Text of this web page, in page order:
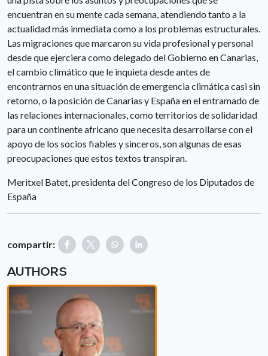
encuentran en su mente cada semana, atendiendo tanto a la
actualidad más inmediata como a los problemas estructurales.
Las migraciones que marcaron su vida profesional y personal
desde que ejerciera como delegado del Gobierno en Canarias,
el cambio climático que le inquieta desde antes de
encontrarnos en una situación de emergencia climática casi sin
retorno, o la posición de Canarias y España en el entramado de
las relaciones internacionales, como territorios de solidaridad
para un continente africano que necesita desarrollarse con el
apoyo de los socios fiables y sinceros, son algunas de esas
preocupaciones que estos textos transpiran.
Meritxel Batet, presidenta del Congreso de los Diputados de
España
compartir:
AUTHORS